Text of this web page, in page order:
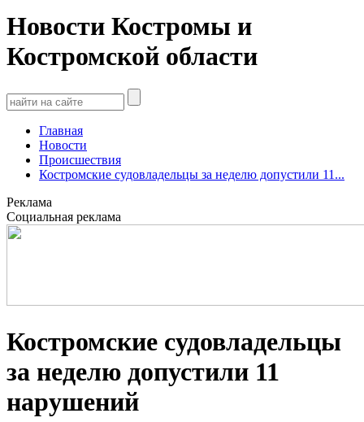
Новости Костромы и
Костромской области
Главная
Новости
Происшествия
Костромские судовладельцы за неделю допустили 11...
Реклама
Социальная реклама
Костромские судовладельцы
за неделю допустили 11
нарушений